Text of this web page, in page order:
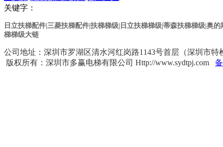
关键字：
日立扶梯配件|三菱扶梯配件|扶梯梯级|日立扶梯梯级 |蒂森扶梯梯级 |奥
梯梯级大链
公司地址：深圳市罗湖区清水河红岗路1143号首层（深圳市
版权所有：深圳市多赢电梯有限公司 Http://www.sydtpj.com